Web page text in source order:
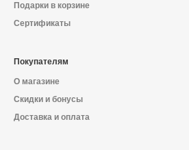
Подарки в корзине
Сертификаты
Покупателям
О магазине
Скидки и бонусы
Доставка и оплата